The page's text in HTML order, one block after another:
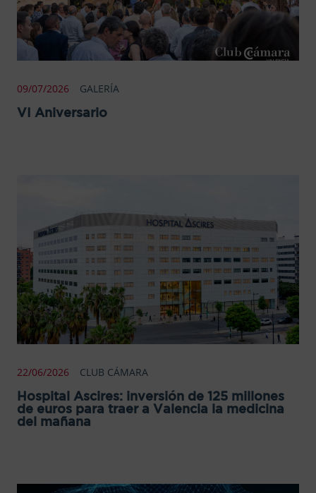
09/07/2026 GALERÍA
VI Aniversario
22/06/2026 CLUB CÁMARA
Hospital Ascires: inversión de 125 millones
de euros para traer a Valencia la medicina
del mañana